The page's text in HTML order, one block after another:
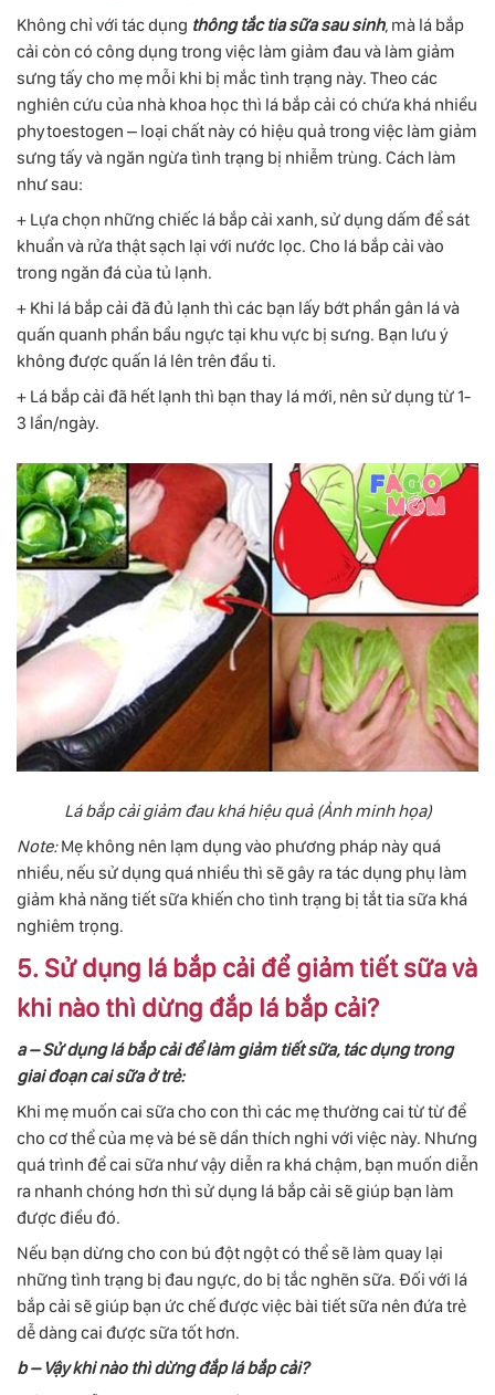
Không chỉ với tác dụng thông tắc tia sữa sau sinh, mà lá bắp
cải còn có công dụng trong việc làm giảm đau và làm giảm
sưng tấy cho mẹ mỗi khi bị mắc tình trạng này. Theo các
nghiên cứu của nhà khoa học thì lá bắp cải có chứa khá nhiều
phytoestogen – loại chất này có hiệu quả trong việc làm giảm
sưng tấy và ngăn ngừa tình trạng bị nhiễm trùng. Cách làm
như sau:
+ Lựa chọn những chiếc lá bắp cải xanh, sử dụng dấm để sát
khuẩn và rửa thật sạch lại với nước lọc. Cho lá bắp cải vào
trong ngăn đá của tủ lạnh.
+ Khi lá bắp cải đã đủ lạnh thì các bạn lấy bớt phần gân lá và
quấn quanh phần bầu ngực tại khu vực bị sưng. Bạn lưu ý
không được quấn lá lên trên đầu ti.
+ Lá bắp cải đã hết lạnh thì bạn thay lá mới, nên sử dụng từ 1-
3 lần/ngày.
Lá bắp cải giảm đau khá hiệu quả (Ảnh minh họa)
Note:Mẹ không nên lạm dụng vào phương pháp này quá
nhiều, nếu sử dụng quá nhiều thì sẽ gây ra tác dụng phụ làm
giảm khả năng tiết sữa khiến cho tình trạng bị tắt tia sữa khá
nghiêm trọng.
5. Sử dụng lá bắp cải để giảm tiết sữa và
khi nào thì dừng đắp lá bắp cải?
a – Sử dụng lá bắp cải để làm giảm tiết sữa, tác dụng trong
giai đoạn cai sữa ở trẻ:
Khi mẹ muốn cai sữa cho con thì các mẹ thường cai từ từ để
cho cơ thể của mẹ và bé sẽ dần thích nghi với việc này. Nhưng
quá trình để cai sữa như vậy diễn ra khá chậm, bạn muốn diễn
ra nhanh chóng hơn thì sử dụng lá bắp cải sẽ giúp bạn làm
được điều đó.
Nếu bạn dừng cho con bú đột ngột có thể sẽ làm quay lại
những tình trạng bị đau ngực, do bị tắc nghẽn sữa. Đối với lá
bắp cải sẽ giúp bạn ức chế được việc bài tiết sữa nên đứa trẻ
dễ dàng cai được sữa tốt hơn.
b – Vậy khi nào thì dừng đắp lá bắp cải?